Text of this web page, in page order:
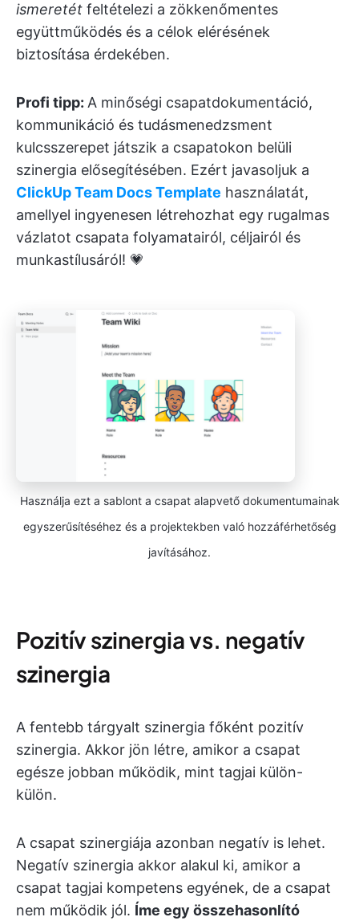
ismeretét feltételezi a zökkenőmentes
együttműködés és a célok elérésének
biztosítása érdekében.
Profi tipp: A minőségi csapatdokumentáció,
kommunikáció és tudásmenedzsment
kulcsszerepet játszik a csapatokon belüli
szinergia elősegítésében. Ezért javasoljuk a
ClickUp Team Docs Template használatát,
amellyel ingyenesen létrehozhat egy rugalmas
vázlatot csapata folyamatairól, céljairól és
munkastílusáról! 💗
Használja ezt a sablont a csapat alapvető dokumentumainak
egyszerűsítéséhez és a projektekben való hozzáférhetőség
javításához.
Pozitív szinergia vs. negatív
szinergia
A fentebb tárgyalt szinergia főként pozitív
szinergia. Akkor jön létre, amikor a csapat
egésze jobban működik, mint tagjai külön-
külön.
A csapat szinergiája azonban negatív is lehet.
Negatív szinergia akkor alakul ki, amikor a
csapat tagjai kompetens egyének, de a csapat
nem működik jól. Íme egy összehasonlító